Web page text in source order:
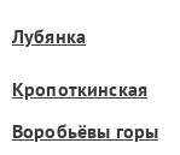
Лубянка
Кропоткинская
Воробьёвы горы